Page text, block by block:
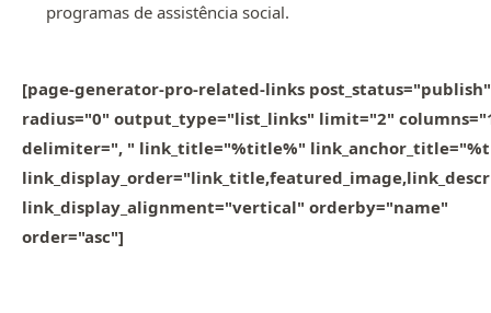
programas de assistência social.
[page-generator-pro-related-links post_status="publish"
radius="0" output_type="list_links" limit="2"
delimiter=", " link_title="%title%"
link_display_alignment="vertical" orderby="name"
order="asc"]